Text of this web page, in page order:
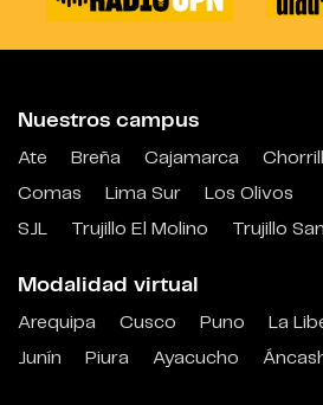
Nuestros campus
Ate Breña Cajamarca
Comas
Lima Sur
Los Olivos
SJL
Trujillo El Molino Trujillo
Modalidad virtual
Arequipa Cusco Puno
La
Junín
Piura Ayacucho